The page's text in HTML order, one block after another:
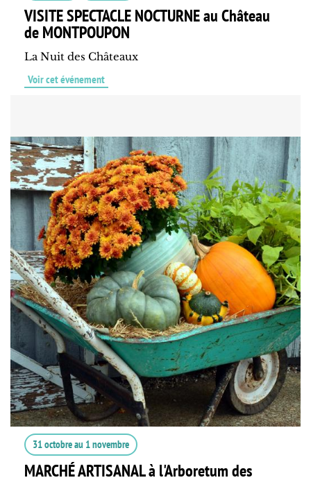
VISITE SPECTACLE NOCTURNE au Château
de MONTPOUPON
La Nuit des Châteaux
Voir cet événement
31 octobreau 1 novembre
MARCHÉ ARTISANAL à l'Arboretum des